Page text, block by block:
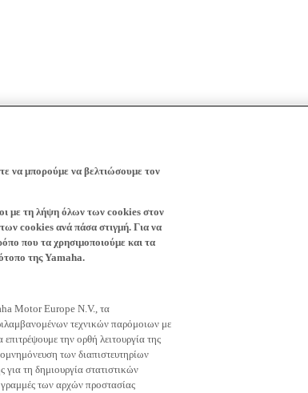
να μπορούμε να βελτιώσουμε τον
με τη λήψη όλων των cookies στον
των cookies ανά πάσα στιγμή. Για να
που τα χρησιμοποιούμε και τα
της Yamaha.
Motor Europe N.V., τα
τεχνικών παρόμοιων με
την ορθή λειτουργία της
των διαπιστευτηρίων
τη δημιουργία στατιστικών
των αρχών προστασίας